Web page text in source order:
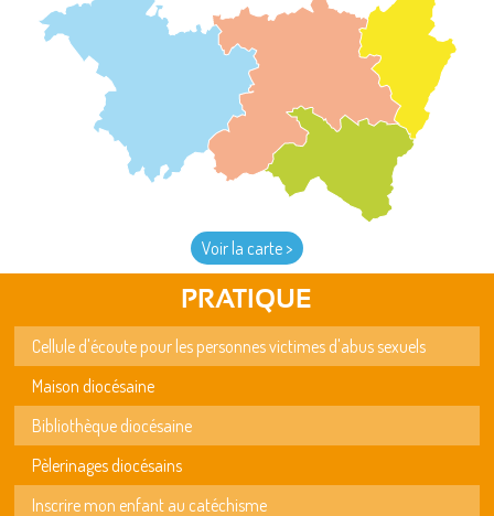
Voir la carte >
PRATIQUE
Cellule d'écoute pour les personnes victimes d'abus sexuels
Maison diocésaine
Bibliothèque diocésaine
Pèlerinages diocésains
Inscrire mon enfant au catéchisme